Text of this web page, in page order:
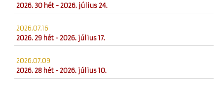
2026. 30 hét - 2026. július 24.
2026.07.16
2026. 29 hét - 2026. július 17.
2026.07.09
2026. 28 hét - 2026. július 10.